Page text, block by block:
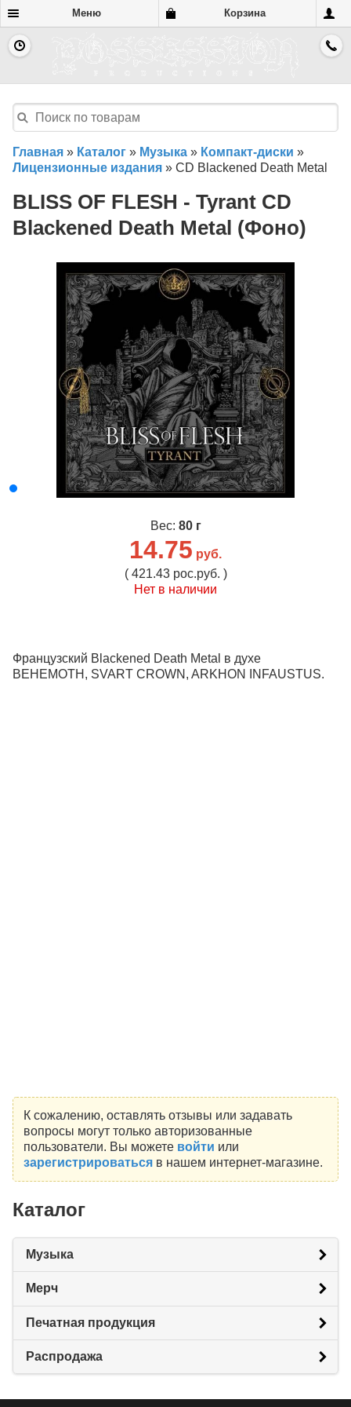
Меню Корзина
Главная » Каталог » Музыка » Компакт-диски »
Лицензионные издания » CD Blackened Death Metal
BLISS OF FLESH - Tyrant CD
Blackened Death Metal (Фоно)
Вес: 80 г
14.75 руб.
( 421.43 рос.руб. )
Нет в наличии
Французский Blackened Death Metal в духе
BEHEMOTH, SVART CROWN, ARKHON INFAUSTUS.
К сожалению, оставлять отзывы или задавать
вопросы могут только авторизованные
пользователи. Вы можете войти или
зарегистрироватьсяв нашем интернет-магазине.
Каталог
Музыка
Мерч
Печатная продукция
Распродажа